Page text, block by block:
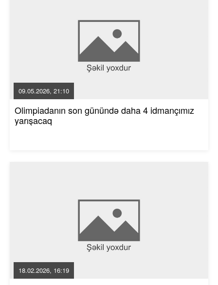
09.05.2026, 21:10
Olimpiadanın son günündə daha 4 idmançımız
yarışacaq
18.02.2026, 16:19